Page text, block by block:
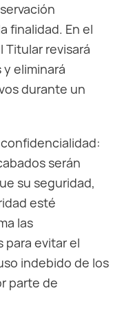
finalidad. En el
Titular revisará
eliminará
durante un
serán
su seguridad,
esté
las
para evitar el
indebido de los
parte de